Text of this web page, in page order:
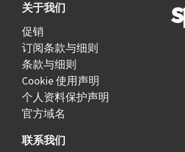
关于我们
促销
订阅条款与细则
条款与细则
Cookie 使用声明
个人资料保护声明
官方域名
联系我们